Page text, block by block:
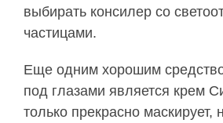
выбирать консилер со
частицами.
Еще одним хорошим
под глазами является крем
только прекрасно маскирует,